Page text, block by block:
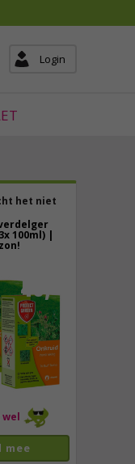
Login
het niet
100ml) |
40,
wel
mee